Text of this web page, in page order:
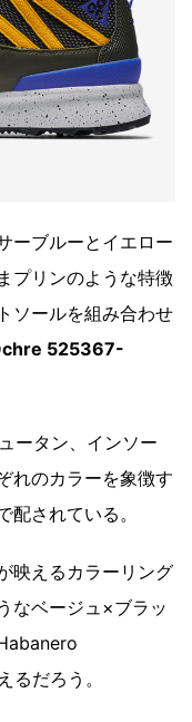
ーブルーとイエロー
プリンのような特徴
ソールを組み合わせ
525367-
ータン、インソー
れのカラーを象徴す
されている。
映えるカラーリング
なベージュ×ブラッ
だろう。